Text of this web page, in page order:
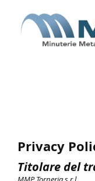
Privacy
Titolare del